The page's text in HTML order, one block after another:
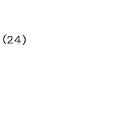
(24)